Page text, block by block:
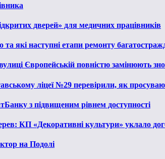
дверей» для медичних працівників
які наступні етапи ремонту
Європейській повністю замінюють
ліцеї №29 перевірили, як
з підвищеним рівнем доступності
КП «Декоративні культури» уклало
на Подолі